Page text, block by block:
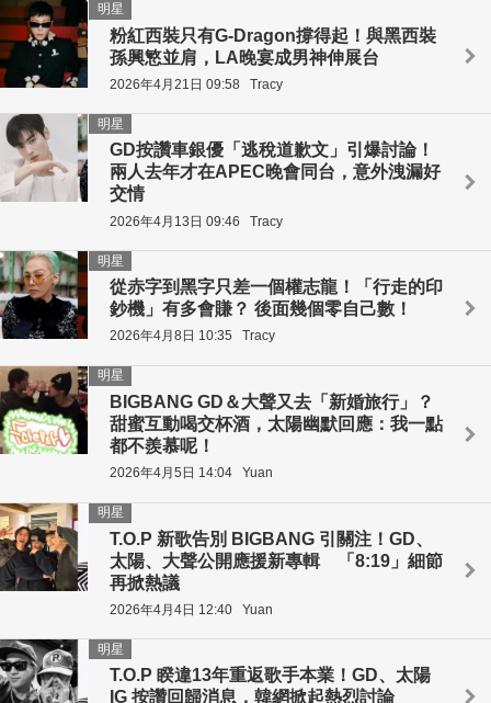
粉紅西裝只有G-Dragon撐得起！與黑西裝
孫興慜並肩，LA晚宴成男神伸展台
明星
2026年4月21日 09:58 Tracy
GD按讚車銀優「逃稅道歉文」引爆討論！
兩人去年才在APEC晚會同台，意外洩漏好
交情
明星
2026年4月13日 09:46 Tracy
從赤字到黑字只差一個權志龍！「行走的印
鈔機」有多會賺？ 後面幾個零自己數！
明星
2026年4月8日 10:35 Tracy
BIGBANG GD＆大聲又去「新婚旅行」？
甜蜜互動喝交杯酒，太陽幽默回應：我一點
都不羨慕呢！
明星
2026年4月5日 14:04 Yuan
T.O.P 新歌告別 BIGBANG 引關注！GD、
太陽、大聲公開應援新專輯 「8:19」細節
再掀熱議
明星
2026年4月4日 12:40 Yuan
T.O.P 睽違13年重返歌手本業！GD、太陽
IG 按讚回歸消息，韓網掀起熱烈討論
明星